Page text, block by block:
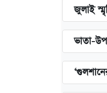
জুলাই
ভাতা-